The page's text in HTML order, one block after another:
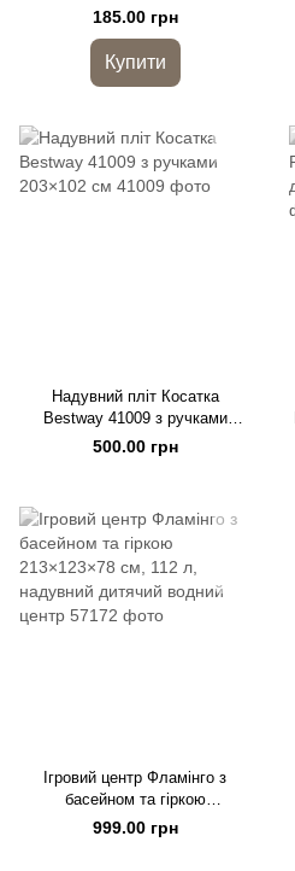
дитячий
185.00 грн
Купити
Надувний пліт Косатка
Bestway 41009 з ручками
203×102 см
500.00 грн
Ігровий центр Фламінго з
басейном та гіркою
213×123×78 см, 112 л,
надувний дитячий водний
999.00 грн